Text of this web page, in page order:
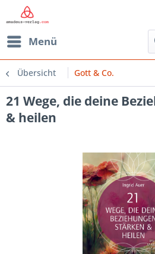
Menü
Übersicht Gott & Co.
21 Wege, die deine
& heilen